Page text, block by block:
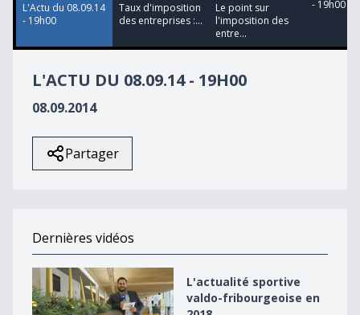
L'Actu du 08.09.14
- 19h00
Taux d'imposition
des entreprises :...
Le point sur
l'imposition des
entre...
- 19h00
L'ACTU DU 08.09.14 - 19H00
08.09.2014
Partager
Dernières vidéos
L&#039;actualité sportive valdo-fribourgeoise en 2018
L'actualité sportive
valdo-fribourgeoise en